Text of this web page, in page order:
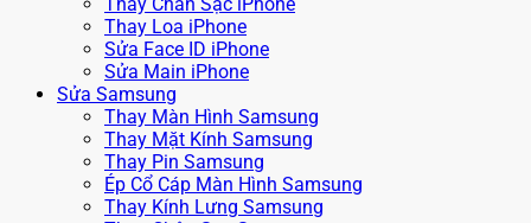
Thay Loa iPhone
Sửa Face ID iPhone
Sửa Main iPhone
Sửa Samsung
Thay Màn Hình Samsung
Thay Mặt Kính Samsung
Thay Pin Samsung
Ép Cổ Cáp Màn Hình Samsung
Thay Kính Lưng Samsung